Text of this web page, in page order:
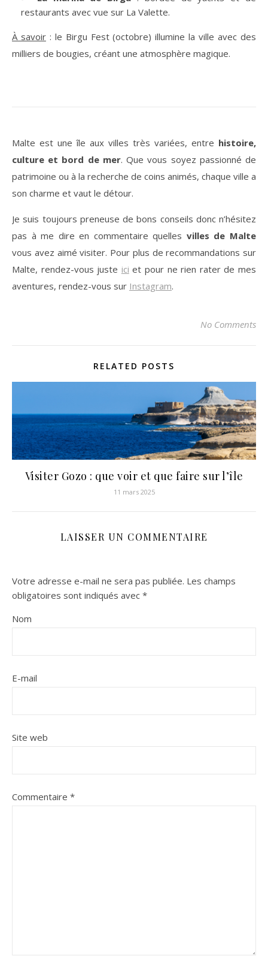
restaurants avec vue sur La Valette.
À savoir: le Birgu Fest (octobre) illumine la ville avec des
milliers de bougies, créant une atmosphère magique.
Malte est une île aux villes très variées, entre histoire,
culture et bord de mer. Que vous soyez passionné de
patrimoine ou à la recherche de coins animés, chaque ville a
son charme et vaut le détour.
Je suis toujours preneuse de bons conseils donc n’hésitez
pas à me dire en commentaire quelles villes de Malte
vous avez aimé visiter. Pour plus de recommandations sur
Malte, rendez-vous juste ici et pour ne rien rater de mes
aventures, rendez-vous sur Instagram.
No Comments
RELATED POSTS
Visiter Gozo : que voir et que faire sur l’île
11 mars 2025
LAISSER UN COMMENTAIRE
Votre adresse e-mail ne sera pas publiée. Les champs
obligatoires sont indiqués avec *
Nom
E-mail
Site web
Commentaire *